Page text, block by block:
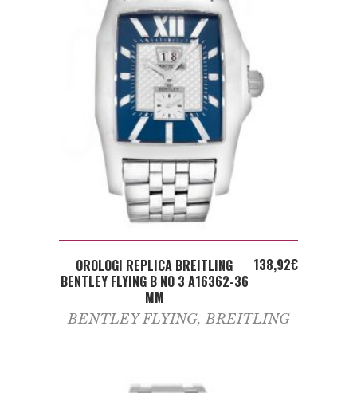
ADD TO CART
OROLOGI REPLICA BREITLING
BENTLEY FLYING B NO 3 A16362-36
MM
138,92€
BENTLEY FLYING,BREITLING